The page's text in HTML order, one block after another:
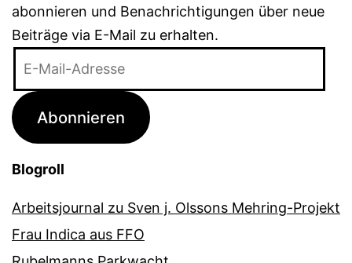
abonnieren und Benachrichtigungen über neue
Beiträge via E-Mail zu erhalten.
Adresse
Abonnieren
Blogroll
Arbeitsjournal zu Sven j. Olssons Mehring-Projekt
Frau Indica aus FFO